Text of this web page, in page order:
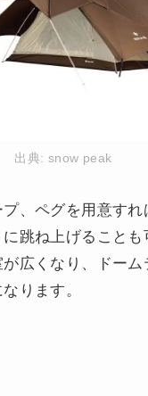
出典: snow peak
、ペグを用意すれ
跳ね上げること
広くなり、ドーム
ります。